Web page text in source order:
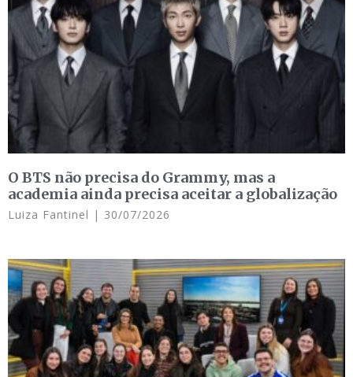
O BTS não precisa do Grammy, mas a
academia ainda precisa aceitar a globalização
Luiza Fantinel 30/07/2026